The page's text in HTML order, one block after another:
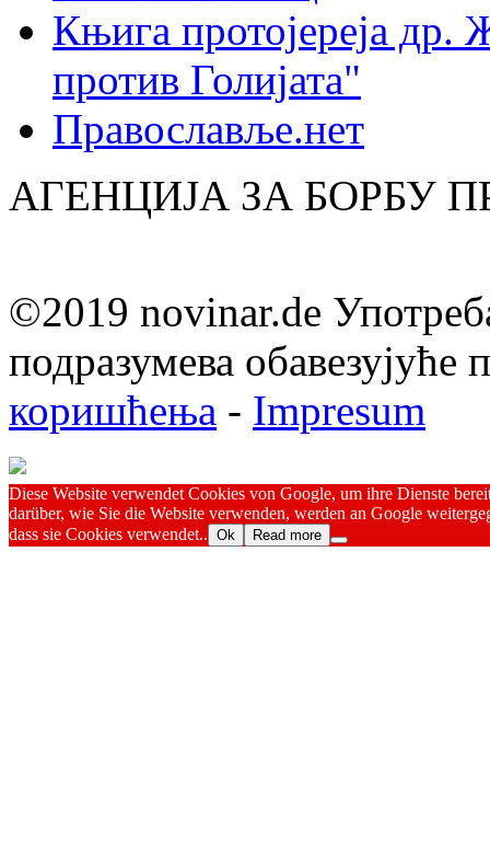
Књига протојереја др.
против Голијата"
Православље.нет
АГЕНЦИЈА ЗА БОРБУ
©2019 novinar.de
подразумева обавезујуће
коришћења - Impresum
Diese Website verwendet Cookies von Google, um ihre Dienste
darüber, wie Sie die Website verwenden, werden an Google
dass sie Cookies verwendet.. Ok Read more